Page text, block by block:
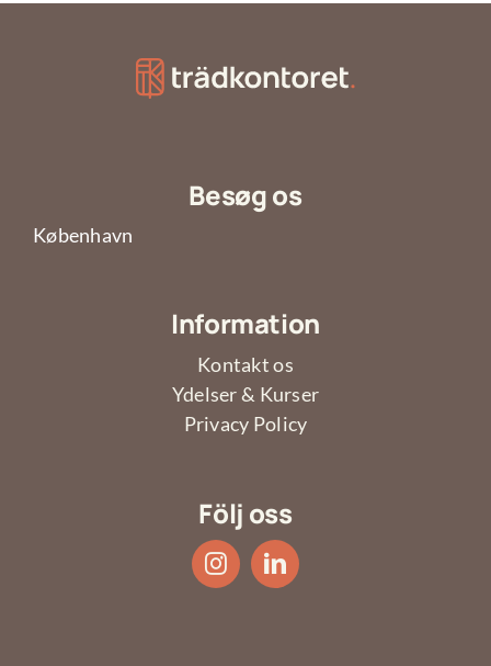
Besøg os
København
Information
Kontakt os
Ydelser & Kurser
Privacy Policy
Följ oss